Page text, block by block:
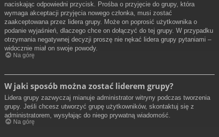
naciskając odpowiedni przycisk. Prośba o przyjęcie do grupy, która
wymaga akceptacji przyjęcia nowego członka, musi zostać
zaakceptowana przez lidera grupy. Może on poprosić użytkownika o
podanie wyjaśnień, dlaczego chce on dołączyć do tej grupy. W przypadku
otrzymania negatywnej decyzji proszę nie nękać lidera grupy pytaniami –
widocznie miał on swoje powody.
Na górę
W jaki sposób można zostać liderem grupy?
Lidera grupy zazwyczaj mianuje administrator witryny podczas tworzenia
grupy. Jeśli chcesz utworzyć grupę użytkowników, skontaktuj się z
administratorem, wysyłając do niego prywatną wiadomość.
Na górę